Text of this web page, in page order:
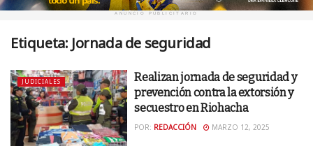
ANUNCIO PUBLICITARIO
Etiqueta: Jornada de seguridad
JUDICIALES
Realizan jornada de seguridad y
prevención contra la extorsión y
secuestro en Riohacha
POR: REDACCIÓN MARZO 12, 2025